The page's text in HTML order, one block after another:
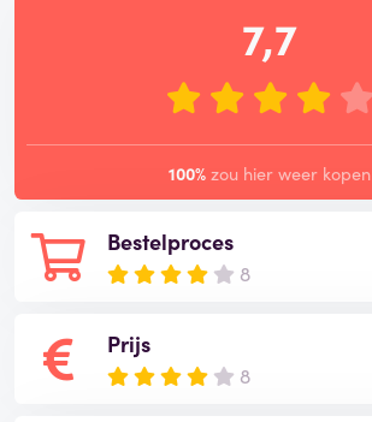
Bestelproces
8
Prijs
8
7,7
100% zou hier weer kopen